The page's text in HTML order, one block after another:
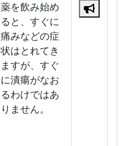
薬を飲み始め
ると、すぐに
痛みなどの症
状はとれてき
ますが、すぐ
に潰瘍がなお
るわけではあ
りません。